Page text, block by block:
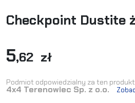
Checkpoint Dustite
5,62 zł
Podmiot odpowiedzialny za ten
4x4 Terenowiec Sp. z o.o.